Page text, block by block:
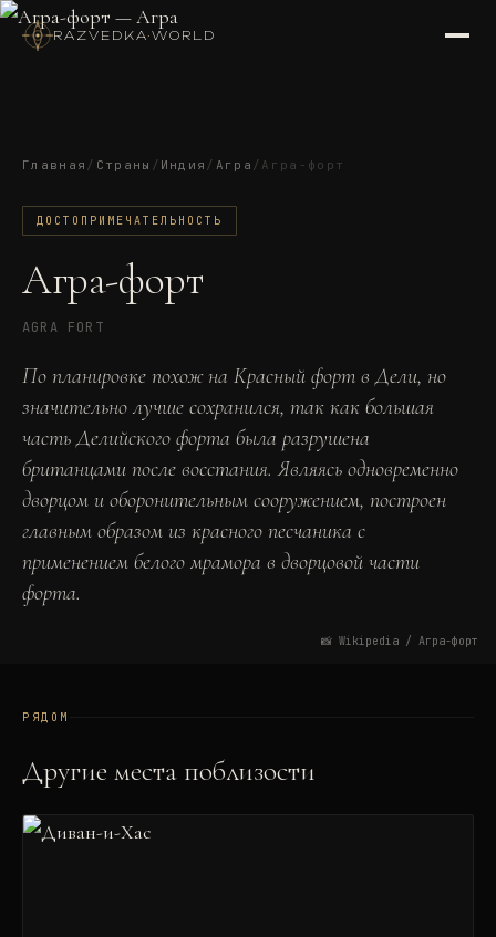
RAZVEDKA·WORLD
Главная / Страны / Индия / Агра / Агра-форт
ДОСТОПРИМЕЧАТЕЛЬНОСТЬ
Агра-форт
AGRA FORT
По планировке похож на Красный форт в Дели, но
значительно лучше сохранился, так как большая
часть Делийского форта была разрушена
британцами после восстания. Являясь одновременно
дворцом и оборонительным сооружением, построен
главным образом из красного песчаника с
применением белого мрамора в дворцовой части
форта.
📸 Wikipedia / Агра-форт
РЯДОМ
Другие места поблизости